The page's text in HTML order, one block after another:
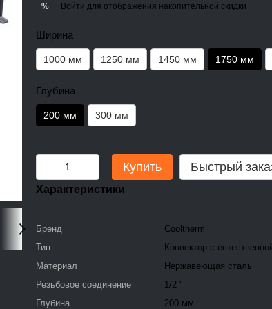
% Войти для отображения накопительной скидки
Ширина
1000 мм 1250 мм 1450 мм 1750 мм
Глубина
200 мм 300 мм
Купить Быстрый
Характеристики
Бренд
Cooltherm
Тип
Конвектор с
Материал
Нержавеющая сталь
Резьбовое соединение
1/2 "
Глубина
200 мм